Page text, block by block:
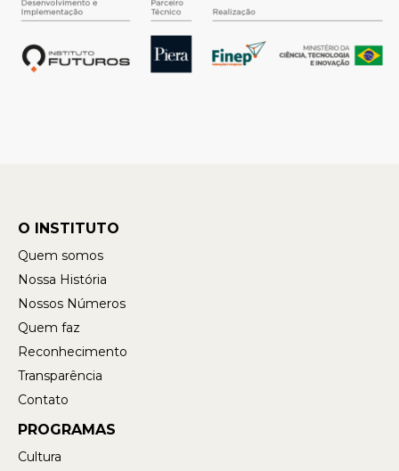
O INSTITUTO
Quem somos
Nossa História
Nossos Números
Quem faz
Reconhecimento
Transparência
Contato
PROGRAMAS
Cultura